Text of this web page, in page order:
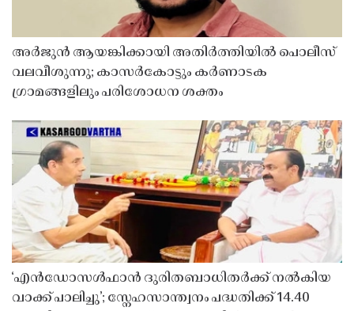
അർജുൻ ആയങ്കിക്കായി അതിർത്തിയിൽ പൊലീസ്
വലവീശുന്നു; കാസർകോട്ടും കർണാടക
ഗ്രാമങ്ങളിലും പരിശോധന ശക്തം
‘എൻഡോസൾഫാൻ ദുരിതബാധിതർക്ക് നൽകിയ
വാക്ക് പാലിച്ചു’; സ്നേഹസാന്ത്വനം പദ്ധതിക്ക് 14.40